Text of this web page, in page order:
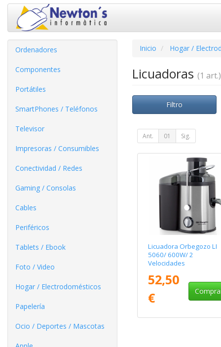
Ordenadores
Componentes
Portátiles
SmartPhones / Teléfonos
Televisor
Impresoras / Consumibles
Conectividad / Redes
Gaming / Consolas
Cables
Periféricos
Tablets / Ebook
Foto / Video
Hogar / Electrodomésticos
Papelería
Ocio / Deportes / Mascotas
Inicio Hogar /
Licuadoras (1 art.)
Filtro
Ant. 01 Sig.
Licuadora Orbegozo LI
5060/ 600W/ 2
Velocidades
52,50
€